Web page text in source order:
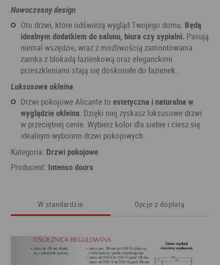
Nowoczesny design
Oto drzwi, które odświeżą wygląd Twojego domu. Będą
idealnym dodatkiem do salonu, biura czy sypialni. Pasują
niemal wszędzie, wraz z możliwością zamontowania
zamka z blokadą łazienkową oraz eleganckimi
przeszkleniami stają się doskonałe do łazienek.
Luksusowa okleina
Drzwi pokojowe Alicante toestetyczna i naturalna w
wyglądzie okleina. Dzięki niej zyskasz luksusowe drzwi
w przeciętnej cenie. Wybierz kolor dla siebie i ciesz się
idealnym wyborem drzwi pokojowych.
Kategoria: Drzwi pokojowe
Producent: Intenso doors
W standardzie Opcje z dopłatą